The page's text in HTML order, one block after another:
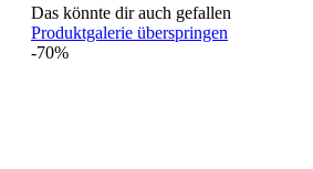
Das könnte dir auch gefallen
Produktgalerie überspringen
-70%